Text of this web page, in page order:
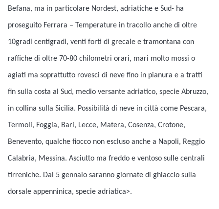
Befana, ma in particolare Nordest, adriatiche e Sud- ha
proseguito Ferrara – Temperature in tracollo anche di oltre
10gradi centigradi, venti forti di grecale e tramontana con
raffiche di oltre 70-80 chilometri orari, mari molto mossi o
agiati ma soprattutto rovesci di neve fino in pianura e a tratti
fin sulla costa al Sud, medio versante adriatico, specie Abruzzo,
in collina sulla Sicilia. Possibilità di neve in città come Pescara,
Termoli, Foggia, Bari, Lecce, Matera, Cosenza, Crotone,
Benevento, qualche fiocco non escluso anche a Napoli, Reggio
Calabria, Messina. Asciutto ma freddo e ventoso sulle centrali
tirreniche. Dal 5 gennaio saranno giornate di ghiaccio sulla
dorsale appenninica, specie adriatica>.